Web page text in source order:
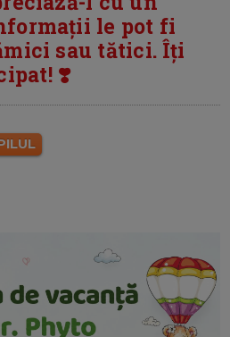
le pot fi
sau tătici. Îți
❣️